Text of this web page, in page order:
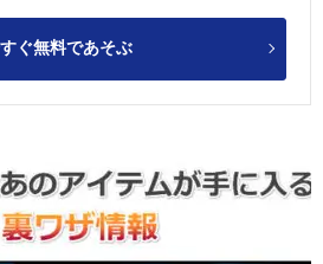
ぐ無料であそぶ